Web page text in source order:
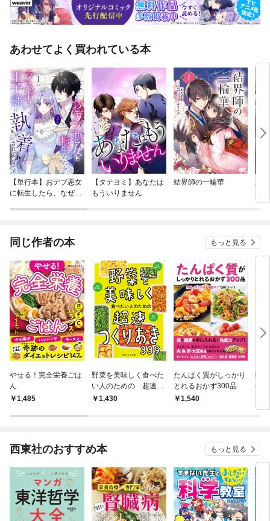
あわせてよく買われている本
【単行本】おデブ悪女
に転生したら、なぜか
【タテヨミ】あなたは
もういりません
結界師の一輪華
バ
今
同じ作者の本 もっと見る
やせる！完全栄養ごは
ん
1,485
野菜を美味しく食べた
い人のための 超速つ
くりおき339
1,430
たんぱく質がしっかり
とれるおかず300品
1,540
時
や
西東社のおすすめ本 もっと見る